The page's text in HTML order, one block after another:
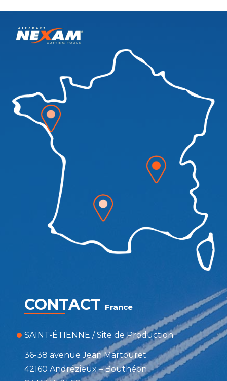
CONTACT France
SAINT-ÉTIENNE / Site de Production
36-38 avenue Jean Martouret
42160 Andrézieux – Bouthéon